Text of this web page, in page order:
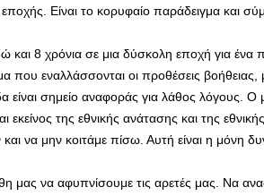
Είναι το κορυφαίο παράδειγμα και
και 8 χρόνια σε μια δύσκολη εποχή για
που εναλλάσσονται οι προθέσεις βοήθειας,
είναι σημείο αναφοράς για λάθος
εκείνος της εθνικής ανάτασης και της
και να μην κοιτάμε πίσω. Αυτή είναι η μόνη
μας να αφυπνίσουμε τις αρετές μας. Να